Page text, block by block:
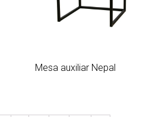
Mesa auxiliar Nepal